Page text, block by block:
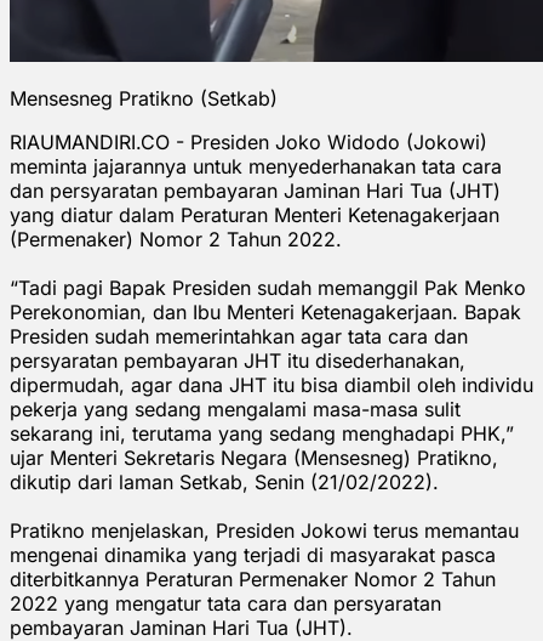
Mensesneg Pratikno (Setkab)
RIAUMANDIRI.CO - Presiden Joko Widodo (Jokowi)
meminta jajarannya untuk menyederhanakan tata cara
dan persyaratan pembayaran Jaminan Hari Tua (JHT)
yang diatur dalam Peraturan Menteri Ketenagakerjaan
(Permenaker) Nomor 2 Tahun 2022.
“Tadi pagi Bapak Presiden sudah memanggil Pak Menko
Perekonomian, dan Ibu Menteri Ketenagakerjaan. Bapak
Presiden sudah memerintahkan agar tata cara dan
persyaratan pembayaran JHT itu disederhanakan,
dipermudah, agar dana JHT itu bisa diambil oleh individu
pekerja yang sedang mengalami masa-masa sulit
sekarang ini, terutama yang sedang menghadapi PHK,”
ujar Menteri Sekretaris Negara (Mensesneg) Pratikno,
dikutip dari laman Setkab, Senin (21/02/2022).
Pratikno menjelaskan, Presiden Jokowi terus memantau
mengenai dinamika yang terjadi di masyarakat pasca
diterbitkannya Peraturan Permenaker Nomor 2 Tahun
2022 yang mengatur tata cara dan persyaratan
pembayaran Jaminan Hari Tua (JHT).